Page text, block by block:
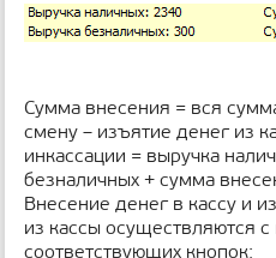
Сумма внесения = вся
смену – изъятие денег из
инкассации = выручка
безналичных + сумма
Внесение денег в кассу и
из кассы осуществляются
соответствующих кнопок: